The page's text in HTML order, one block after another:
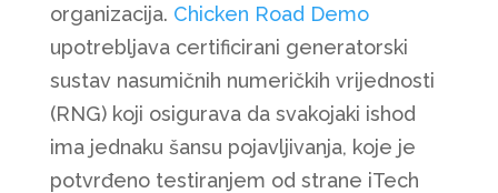
organizacija. Chicken Road Demo
upotrebljava certificirani generatorski
sustav nasumičnih numeričkih vrijednosti
(RNG) koji osigurava da svakojaki ishod
ima jednaku šansu pojavljivanja, koje je
potvrđeno testiranjem od strane iTech